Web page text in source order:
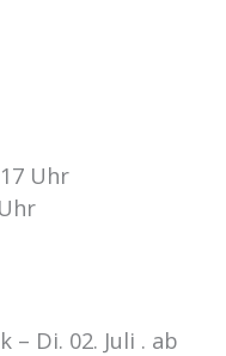
Uhr
– Di. 02. Juli . ab